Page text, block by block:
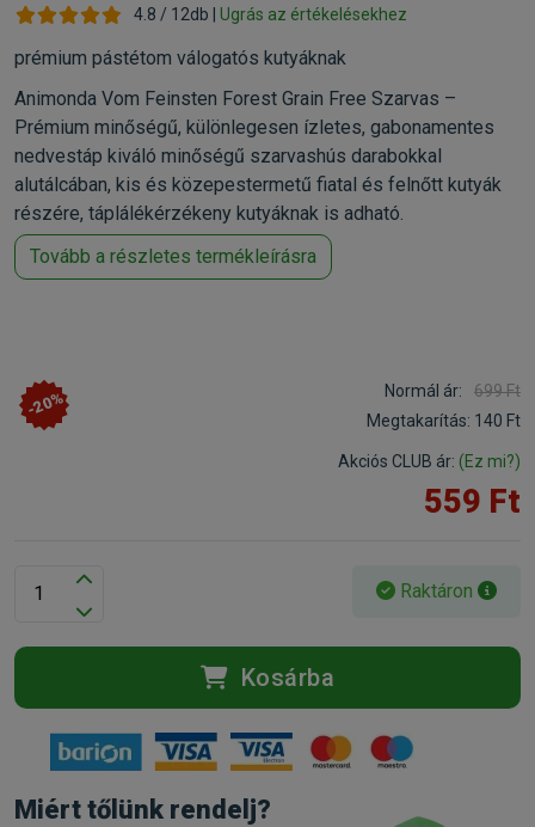
4.8 / 12db | Ugrás az értékelésekhez
prémium pástétom válogatós kutyáknak
Animonda Vom Feinsten Forest Grain Free Szarvas –
Prémium minőségű, különlegesen ízletes, gabonamentes
nedvestáp kiváló minőségű szarvashús darabokkal
alutálcában, kis és közepestermetű fiatal és felnőtt kutyák
részére, táplálékérzékeny kutyáknak is adható.
Tovább a részletes termékleírásra
-20% Normál ár:
699 Ft
Megtakarítás: 140 Ft
Akciós CLUB ár: (Ez mi?)
559 Ft
Raktáron
Kosárba
Miért tőlünk rendelj?